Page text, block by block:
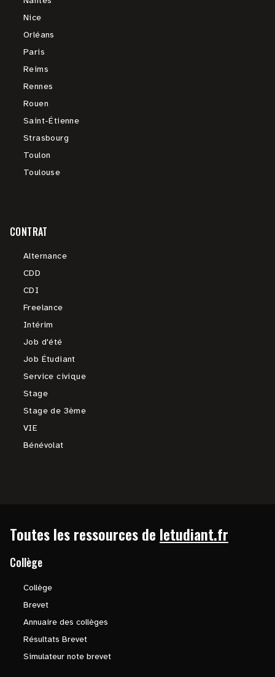
Nice
Orléans
Paris
Reims
Rennes
Rouen
Saint-Étienne
Strasbourg
Toulon
Toulouse
CONTRAT
Alternance
CDD
CDI
Freelance
Intérim
Job d'été
Job Étudiant
Service civique
Stage
Stage de 3ème
VIE
Bénévolat
Toutes les ressources de letudiant.fr
Collège
Collège
Brevet
Annuaire des collèges
Résultats Brevet
Simulateur note brevet